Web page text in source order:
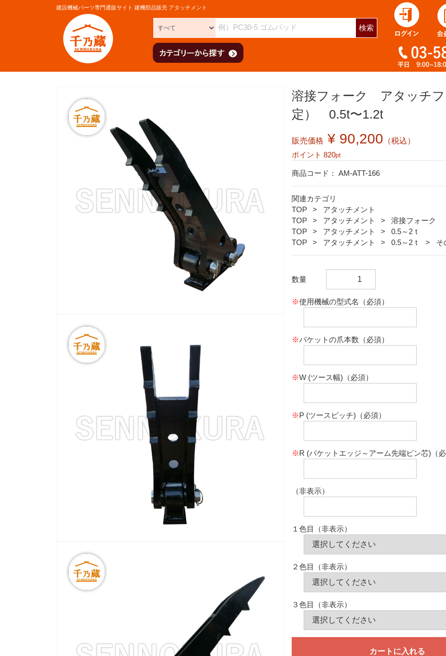
建設機械パーツ専門通販サイト 建機部品販売 アタッチメント
検索
溶接フォーク アタッチ
定） 0.5t〜1.2t
販売価格 ¥ 90,200 （税込）
ポイント 820pt
商品コード： AM-ATT-166
関連カテゴリ
TOP
アタッチメント
TOP
アタッチメント
溶接フォーク
TOP
アタッチメント
0.5～2ｔ
TOP
アタッチメント 0.5～2ｔ そ
数量
※使用機械の型式名（必須）
※バケットの爪本数（必須）
※W (ツース幅)（必須）
※P (ツースピッチ)（必須）
※R (バケットエッジ～アーム先端ピン芯)（
（非表示）
１色目（非表示）
２色目（非表示）
３色目（非表示）
カートに入れる